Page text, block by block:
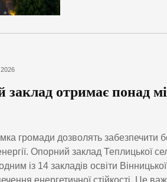
отримає понад
громади дозволять забезпечити
Опорний заклад Теплицької
із 14 закладів освіти